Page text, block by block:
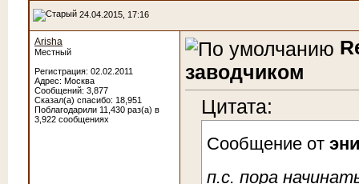
24.04.2015, 17:16
Arisha
Местный
Регистрация: 02.02.2011
Адрес: Москва
Сообщений: 3,877
Сказал(а) спасибо: 18,951
Поблагодарили 11,430 раз(а) в
3,922 сообщениях
заводчиком
Цитата:
Сообщение от
п.с. пора